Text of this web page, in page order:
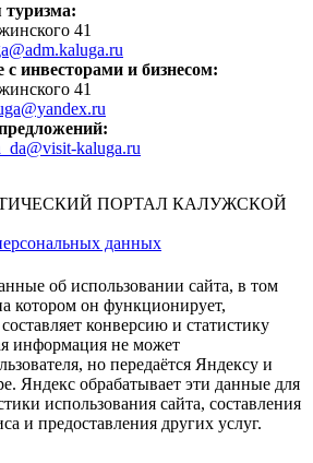
туризма:
41
с инвесторами и бизнесом:
41
kaluga.ru
ПОРТАЛ КАЛУЖСКОЙ
данных
об использовании сайта, в том
котором он функционирует,
конверсию и статистику
информация не может
но передаётся Яндексу и
Яндекс обрабатывает эти данные для
использования сайта, составления
и предоставления других услуг.